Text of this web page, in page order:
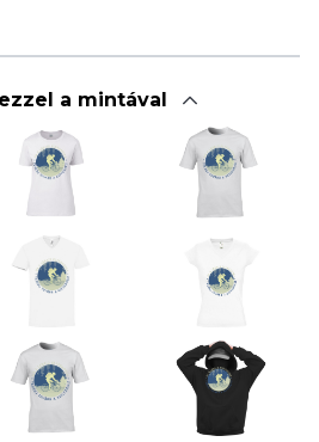
a mintával